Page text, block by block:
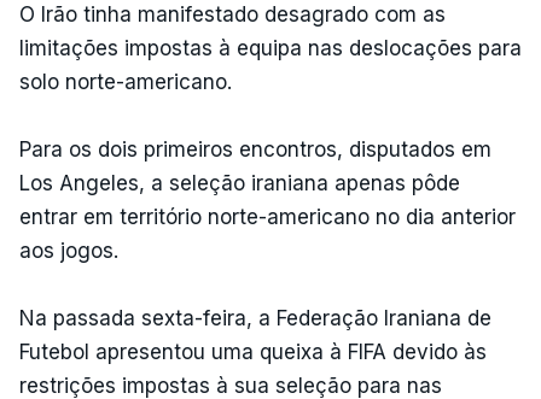
O Irão tinha manifestado desagrado com as
limitações impostas à equipa nas deslocações para
solo norte-americano.
Para os dois primeiros encontros, disputados em
Los Angeles, a seleção iraniana apenas pôde
entrar em território norte-americano no dia anterior
aos jogos.
Na passada sexta-feira, a Federação Iraniana de
Futebol apresentou uma queixa à FIFA devido às
restrições impostas à sua seleção para nas